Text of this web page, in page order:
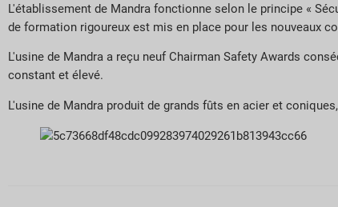
L'établissement de Mandra fonctionne selon le principe «
de formation rigoureux est mis en place pour les nouveaux
L'usine de Mandra a reçu neuf Chairman Safety Awards
constant et élevé.
L'usine de Mandra produit de grands fûts en acier et